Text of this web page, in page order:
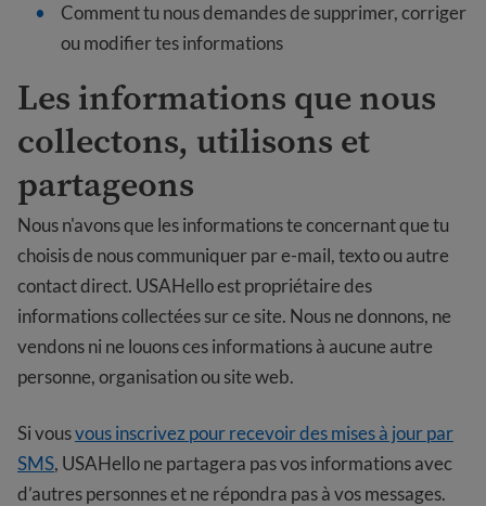
Comment tu nous demandes de supprimer, corriger
ou modifier tes informations
Les informations que nous
collectons, utilisons et
partageons
Nous n'avons que les informations te concernant que tu
choisis de nous communiquer par e-mail, texto ou autre
contact direct. USAHello est propriétaire des
informations collectées sur ce site. Nous ne donnons, ne
vendons ni ne louons ces informations à aucune autre
personne, organisation ou site web.
Si vousvous inscrivez pour recevoir des mises à jour par
SMS, USAHello ne partagera pas vos informations avec
d’autres personnes et ne répondra pas à vos messages.